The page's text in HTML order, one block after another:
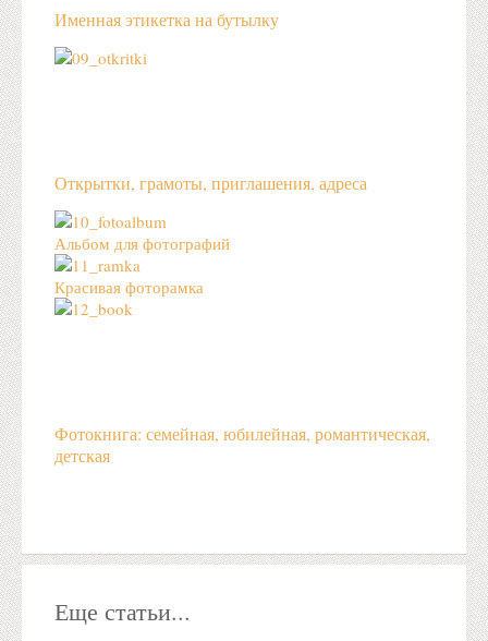
Именная этикетка на бутылку
Открытки, грамоты, приглашения, адреса
Альбом для фотографий
Красивая фоторамка
Фотокнига: семейная, юбилейная, романтическая,
детская
Еще статьи...